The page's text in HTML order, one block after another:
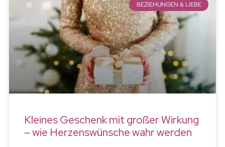
BEZIEHUNGEN & LIEBE
Kleines Geschenk mit großer Wirkung
– wie Herzenswünsche wahr werden